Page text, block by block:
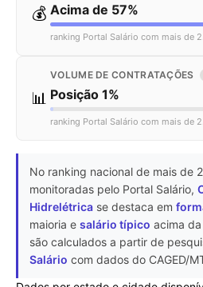
💰 Acima de 57%
ranking Portal Salário com mais de
📊
VOLUME DE CONTRATAÇÕES
Posição 1%
ranking Portal Salário com mais de
No ranking nacional de mais de
monitoradas pelo Portal Salário,
Hidrelétrica se destaca em
maioria e salário típico acima
são calculados a partir de
Salário com dados do CAGED/